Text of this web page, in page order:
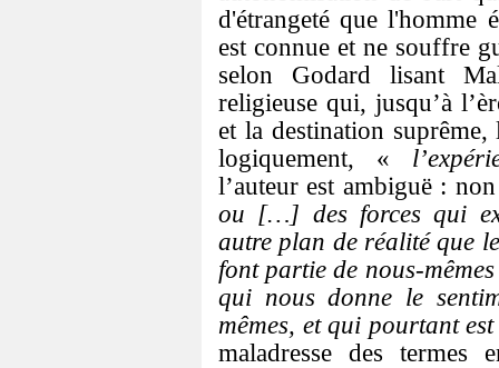
d'étrangeté que l'homme
est connue et ne souffre
selon Godard lisant
religieuse qui, jusqu’à
et la destination
logiquement, «
l’auteur est ambiguë :
ou […] des forces qui
autre plan de réalité que
font partie de nous-
qui nous donne le
mêmes, et qui pourtant
maladresse des termes